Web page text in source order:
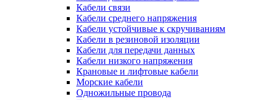
Кабели связи
Кабели среднего напряжения
Кабели устойчивые к скручиваниям
Кабели в резиновой изоляции
Кабели для передачи данных
Кабели низкого напряжения
Крановые и лифтовые кабели
Морские кабели
Одножильные провода